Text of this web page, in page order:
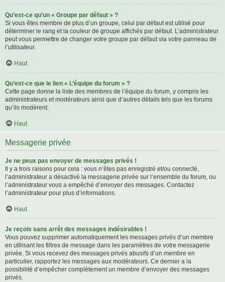
Qu’est-ce qu’un « Groupe par défaut » ?
Si vous êtes membre de plus d’un groupe, celui par défaut est utilisé pour
déterminer le rang et la couleur de groupe affichés par défaut. L’administrateur
peut vous permettre de changer votre groupe par défaut via votre panneau de
l’utilisateur.
Haut
Qu’est-ce que le lien « L’équipe du forum » ?
Cette page donne la liste des membres de l’équipe du forum, y compris les
administrateurs et modérateurs ainsi que d’autres détails tels que les forums
qu’ils modèrent.
Haut
Messagerie privée
Je ne peux pas envoyer de messages privés !
Il y a trois raisons pour cela : vous n’êtes pas enregistré et/ou connecté,
l’administrateur a désactivé la messagerie privée sur l’ensemble du forum, ou
l’administrateur vous a empêché d’envoyer des messages. Contactez
l’administrateur pour plus d’informations.
Haut
Je reçois sans arrêt des messages indésirables !
Vous pouvez supprimer automatiquement les messages privés d’un membre
en utilisant les filtres de message dans les paramètres de votre messagerie
privée. Si vous recevez des messages privés abusifs d’un membre en
particulier, rapportez les messages aux modérateurs. Ce dernier a la
possibilité d’empêcher complètement un membre d’envoyer des messages
privés.